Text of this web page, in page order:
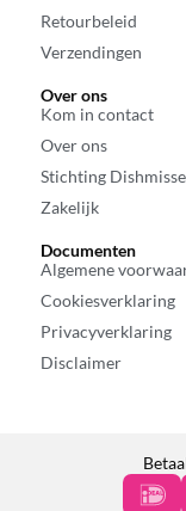
Retourbeleid
Verzendingen
Over ons
Kom in contact
Over ons
Stichting
Zakelijk
Documenten
Algemene
Cookiesverklaring
Privacyverklaring
Disclaimer